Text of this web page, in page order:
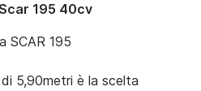
195 40cv
SCAR 195
5,90metri è la scelta